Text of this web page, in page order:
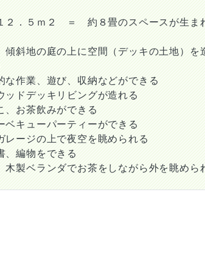
２．５ｍ２ ＝ 約８畳のスペースが生ま
傾斜地の庭の上に空間（デッキの土地）を
な作業、遊び、収納などができる
ッドデッキリビングが造れる
、お茶飲みができる
ベキューパーティーができる
レージの上で夜空を眺められる
、編物をできる
木製ベランダでお茶をしながら外を眺めら